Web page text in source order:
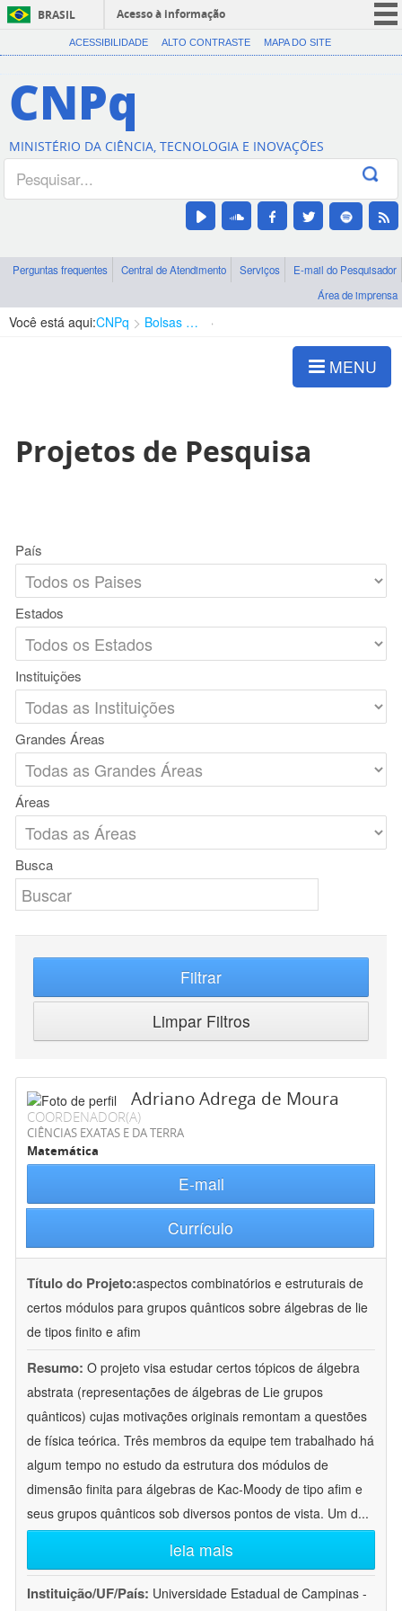
BRASIL
Acesso à informação
CORONAVÍRUS (COVID-19)
Canais
ACESSIBILIDADE ALTO CONTRASTE MAPA DO SITE
CNPq
MINISTÉRIO DA CIÊNCIA, TECNOLOGIA E INOVAÇÕES
Perguntas frequentes Central de Atendimento Serviços
E-mail do Pesquisador
Área de imprensa
Você está aqui:CNPq Bolsas e Auxílios Vigentes
MENU
Projetos de Pesquisa
País
Estados
Instituições
Grandes Áreas
Áreas
Busca
Filtrar
Limpar Filtros
Adriano Adrega de Moura
COORDENADOR(A)
CIÊNCIAS EXATAS E DA TERRA
Matemática
E-mail
Currículo
Título do Projeto:aspectos combinatórios e estruturais de
certos módulos para grupos quânticos sobre álgebras de lie
de tipos finito e afim
Resumo: O projeto visa estudar certos tópicos de álgebra
abstrata (representações de álgebras de Lie grupos
quânticos) cujas motivações originais remontam a questões
de física teórica. Três membros da equipe tem trabalhado há
algum tempo no estudo da estrutura dos módulos de
dimensão finita para álgebras de Kac-Moody de tipo afim e
seus grupos quânticos sob diversos pontos de vista. Um d...
leia mais
Instituição/UF/País: Universidade Estadual de Campinas -